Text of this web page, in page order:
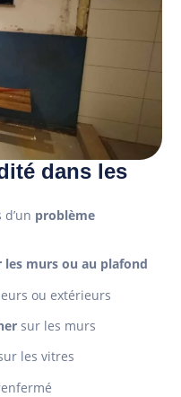
dans les
problème
les murs ou au plafond
ou extérieurs
sur les murs
les vitres